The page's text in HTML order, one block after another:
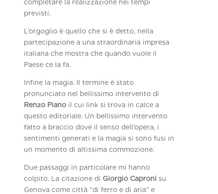
completare la realizzazione nei tempi
previsti.
L’orgoglio è quello che si è detto, nella
partecipazione a una straordinaria impresa
italiana che mostra che quando vuole il
Paese ce la fa.
Infine la magia. Il termine è stato
pronunciato nel bellissimo intervento di
Renzo Piano il cui link si trova in calce a
questo editoriale. Un bellissimo intervento
fatto a braccio dove il senso dell’opera, i
sentimenti generati e la magia si sono fusi in
un momento di altissima commozione.
Due passaggi in particolare mi hanno
colpito. La citazione di Giorgio Caproni su
Genova come città “di ferro e di aria” e